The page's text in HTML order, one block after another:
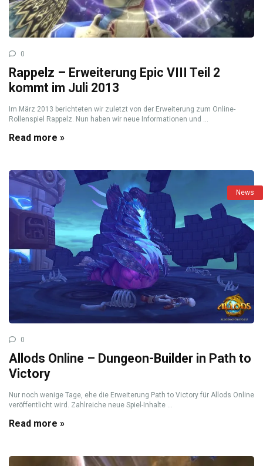
0
Rappelz – Erweiterung Epic VIII Teil 2
kommt im Juli 2013
Im März 2013 berichteten wir zuletzt von der Erweiterung zum Online-
Rollenspiel Rappelz. Nun haben wir neue Informationen und ...
Read more »
News
0
Allods Online – Dungeon-Builder in Path to
Victory
Nur noch wenige Tage, ehe die Erweiterung Path to Victory für Allods Online
veröffentlicht wird. Zahlreiche neue Spiel-Inhalte ...
Read more »